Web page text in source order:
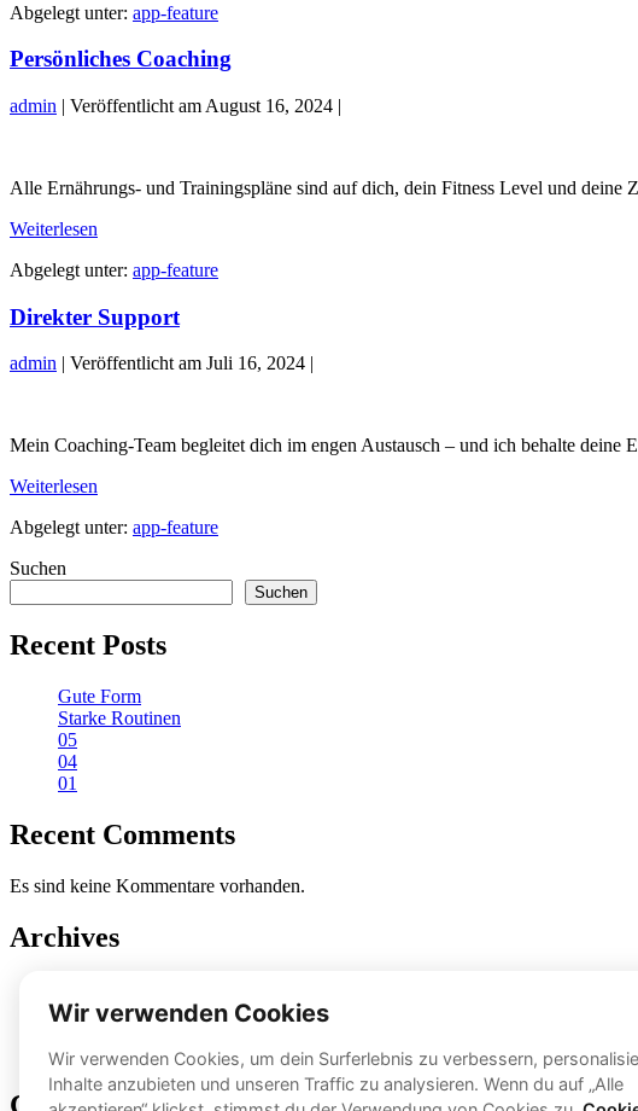
Abgelegt unter: app-feature
Persönliches Coaching
admin | Veröffentlicht am August 16, 2024 |
Alle Ernährungs- und Trainingspläne sind auf dich, dein Fitness Level und deine
Weiterlesen
Abgelegt unter: app-feature
Direkter Support
admin | Veröffentlicht am Juli 16, 2024 |
Mein Coaching-Team begleitet dich im engen Austausch – und ich behalte
Weiterlesen
Abgelegt unter: app-feature
Suchen
Suchen
Recent Posts
Gute Form
Starke Routinen
05
04
01
Recent Comments
Es sind keine Kommentare vorhanden.
Archives
September 2024
Juli 2024
Categories